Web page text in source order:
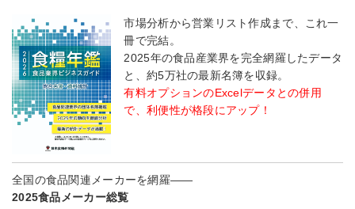
市場分析から営業リスト作成まで、これ一
冊で完結。
2025年の食品産業界を完全網羅したデータ
と、約5万社の最新名簿を収録。
有料オプションのExcelデータとの併用
で、利便性が格段にアップ！
全国の食品関連メーカーを網羅――
2025食品メーカー総覧